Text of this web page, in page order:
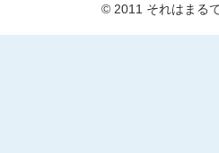
© 2011 それはまる